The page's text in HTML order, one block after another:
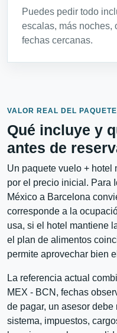
Puedes pedir todo
escalas, más noches,
fechas cercanas.
VALOR REAL DEL PAQUETE
Qué incluye y
antes de
Un paquete vuelo + hotel
por el precio inicial. Para
México a Barcelona
corresponde a la
usa, si el hotel mantiene
el plan de alimentos
permite aprovechar bien
La referencia actual
MEX - BCN, fechas
de pagar, un asesor
sistema, impuestos,